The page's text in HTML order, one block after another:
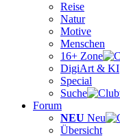
Reise
Natur
Motive
Menschen
16+ Zone
DigiArt & KI
Special
Suche
Forum
NEU Neu
Übersicht